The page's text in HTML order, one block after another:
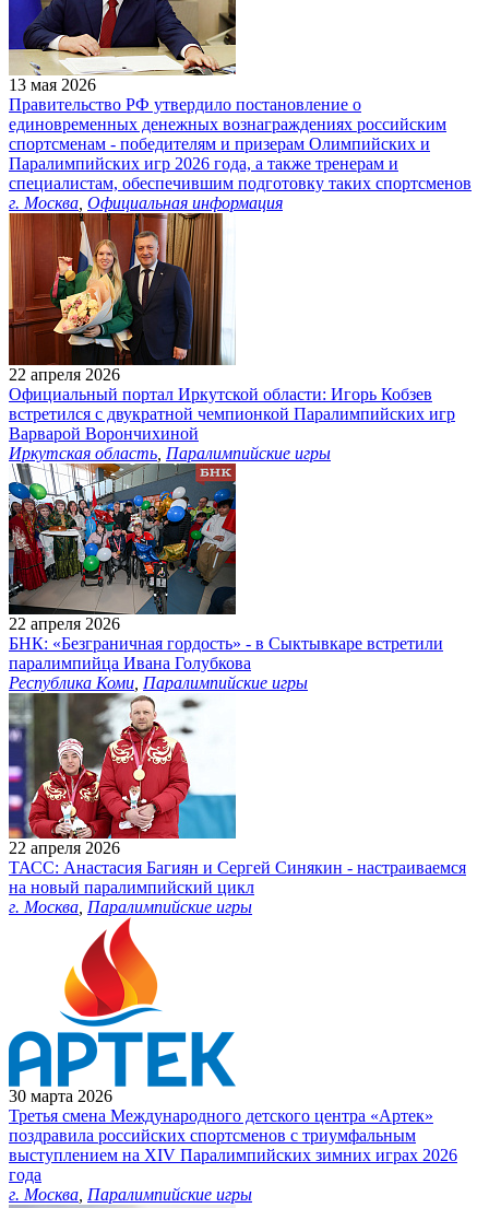
13 мая 2026
Правительство РФ утвердило постановление о
единовременных денежных вознаграждениях российским
спортсменам - победителям и призерам Олимпийских и
Паралимпийских игр 2026 года, а также тренерам и
специалистам, обеспечившим подготовку таких спортсменов
г. Москва Официальная информация
22 апреля 2026
Официальный портал Иркутской области: Игорь Кобзев
встретился с двукратной чемпионкой Паралимпийских игр
Варварой Ворончихиной
Иркутская область Паралимпийские игры
22 апреля 2026
БНК: «Безграничная гордость» - в Сыктывкаре встретили
паралимпийца Ивана Голубкова
Республика Коми Паралимпийские игры
22 апреля 2026
ТАСС: Анастасия Багиян и Сергей Синякин - настраиваемся
на новый паралимпийский цикл
г. Москва Паралимпийские игры
30 марта 2026
Третья смена Международного детского центра «Артек»
поздравила российских спортсменов с триумфальным
выступлением на XIV Паралимпийских зимних играх 2026
года
г. Москва Паралимпийские игры